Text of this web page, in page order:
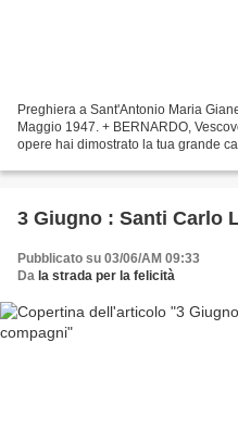
Preghiera a Sant'Antonio Maria
Maggio 1947. + BERNARDO,
opere hai dimostrato la tua grande
3 Giugno : Santi Carlo
Pubblicato su 03/06/AM 09:33
Da la strada per la felicità